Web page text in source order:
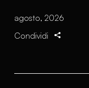
agosto, 2026
Condividi